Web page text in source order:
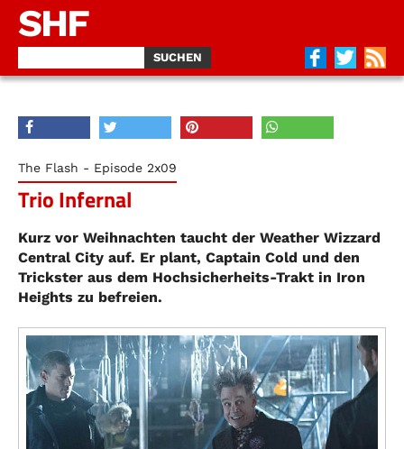
SHF
The Flash - Episode 2x09
Trio Infernal
Kurz vor Weihnachten taucht der Weather Wizzard
Central City auf. Er plant, Captain Cold und den
Trickster aus dem Hochsicherheits-Trakt in Iron
Heights zu befreien.